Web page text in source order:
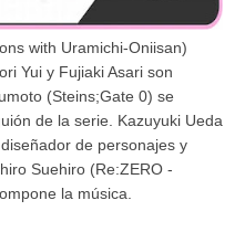
with Uramichi-Oniisan)
Yui y Fujiaki Asari son
(Steins;Gate 0) se
de la serie. Kazuyuki Ueda
de personajes y
Suehiro (Re:ZERO -
la música.